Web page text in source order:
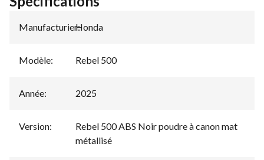
Manufacturier:
Honda
Modèle: Rebel 500
Année: 2025
Version:
Rebel 500 ABS Noir poudre à canon mat
métallisé